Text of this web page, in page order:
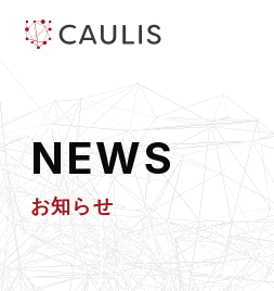
NEWS
お知らせ